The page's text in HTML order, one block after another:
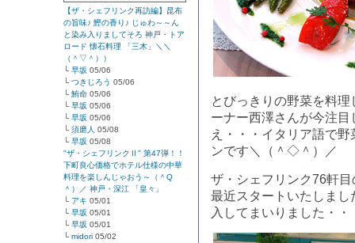
【ザ・シェフリンク再訪編】昆布
の旨味♪ 鰹の香り♪ じゅわ～～ん
と染み入りましてそろ 神戸・トア
ロード 懐石料理 「三木」＼＼
（＾▽＾））
└ 早坂 05/06
└ つきじろう 05/06
└ 鮪命 05/06
└ 早坂 05/06
└ 早坂 05/06
└ 須磨人 05/08
└ 早坂 05/08
"ザ・シェフリンクⅡ" 第47弾！！
下町良心価格でホテル仕様の中華
料理を楽しんじゃおう～（＾Q
＾）／ 神戸・深江 「皇々」
└ アキ 05/01
└ 早坂 05/01
└ 早坂 05/01
└ midori 05/02
とびっきりの野菜を料
ーナー西澤さんが今注
え・・・イタリア語で
ンです＼（＾◇＾）／
ザ・シェフリンク76軒
最近スタートいたしま
入してまいりました・